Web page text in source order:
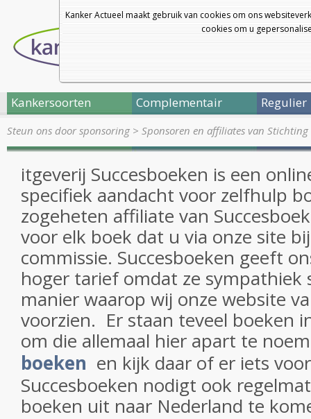
Kanker Actueel maakt gebruik van cookies om ons
cookies om u
Kankersoorten Complementair Regulier
Steun ons door sponsoring > Sponsoren en affiliates van
itgeverij Succesboeken is een
specifiek aandacht voor zelfhulp
zogeheten affiliate van
voor elk boek dat u via onze site
commissie. Succesboeken geeft
hoger tarief omdat ze sympathiek
manier waarop wij onze website
voorzien. Er staan teveel boeken
om die allemaal hier apart te
boeken en kijk daar of er iets
Succesboeken nodigt ook
boeken uit naar Nederland te